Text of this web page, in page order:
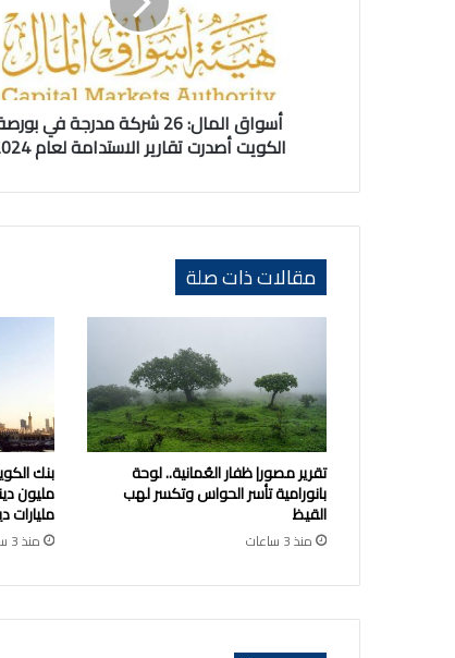
الاستدامة
2024
أسواق المال: 26 شركة مدرجة في
الكويت أصدرت تقارير الاستدامة لعام 2024
مقالات ذات صلة
تقرير مصور| ظفار العُمانية.. لوحة
بانورامية تأسر الحواس وتكسر لهب
القيظ
منذ 3 ساعات
مليارات
منذ 3 ساعات